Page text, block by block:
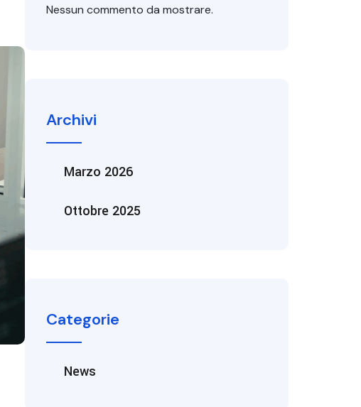
Nessun commento da mostrare.
Archivi
Marzo 2026
Ottobre 2025
Categorie
News